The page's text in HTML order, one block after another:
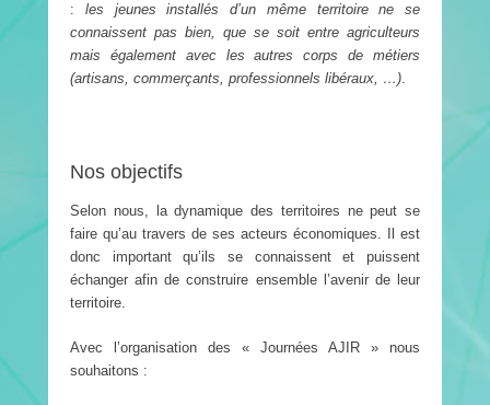
: les jeunes installés d’un même territoire ne se
connaissent pas bien, que se soit entre agriculteurs
mais également avec les autres corps de métiers
(artisans, commerçants, professionnels libéraux, …).
Nos objectifs
Selon nous, la dynamique des territoires ne peut se
faire qu’au travers de ses acteurs économiques. Il est
donc important qu’ils se connaissent et puissent
échanger afin de construire ensemble l’avenir de leur
territoire.
Avec l’organisation des « Journées AJIR » nous
souhaitons :